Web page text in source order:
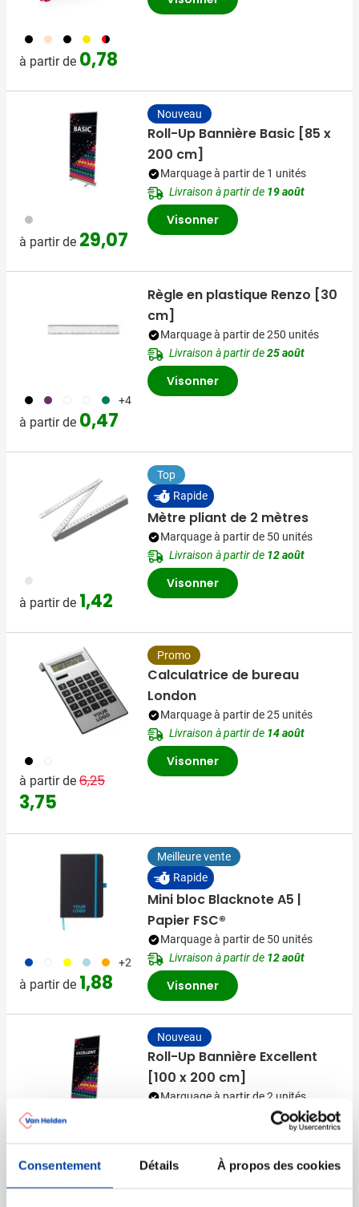
Consentement Détails À propos des cookies
001 357 005 006 008
à partir de 0,78
032
à partir de 29,07
Nouveau
Roll-Up Bannière Basic [85 x
200 cm]
Marquage à partir de 1 unités
Livraison à partir de 19 août
Visonner
001 024 002 970 004 +4
à partir de 0,47
Règle en plastique Renzo [30
cm]
Marquage à partir de 250 unités
Livraison à partir de25 août
Visonner
002
à partir de 1,42
Top
Rapide
Mètre pliant de 2 mètres
Marquage à partir de 50 unités
Livraison à partir de 12 août
Visonner
001 002
à partir de Prix normal
6,25 Prix spécial
3,75
Promo
Calculatrice de bureau
London
Marquage à partir de 25 unités
Livraison à partir de 14 août
Visonner
023 002 006 018 007 +2
à partir de 1,88
Meilleure vente
Rapide
Mini bloc Blacknote A5 |
Papier FSC®
Marquage à partir de 50 unités
Livraison à partir de 12 août
Visonner
à partir de 84,42
Nouveau
Roll-Up Bannière Excellent
[100 x 200 cm]
Marquage à partir de 2 unités
19 août